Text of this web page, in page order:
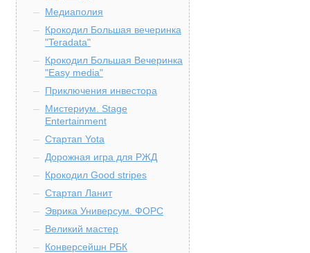
Медиаполия
Крокодил Большая вечеринка
"Teradata"
Крокодил Большая Вечеринка
"Easy media"
Приключения инвестора
Мистериум. Stage
Entertainment
Стартап Yota
Дорожная игра для РЖД
Крокодил Good stripes
Стартап Ланит
Эврика Универсум. ФОРС
Великий мастер
Конверсейшн РБК